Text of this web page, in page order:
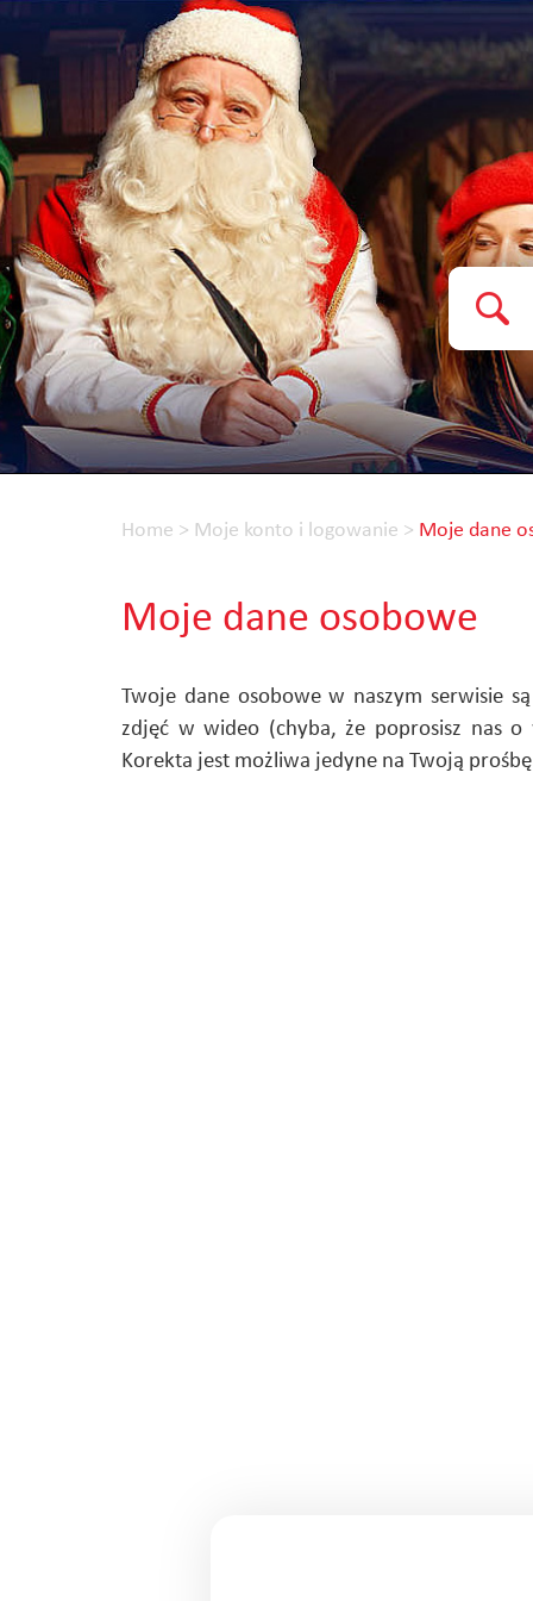
Home > Moje konto i logowanie > Moje dane
Moje dane osobowe
Twoje dane osobowe w naszym serwisie
zdjęć w wideo (chyba, że poprosisz nas
Korekta jest możliwa jedyne na Twoją